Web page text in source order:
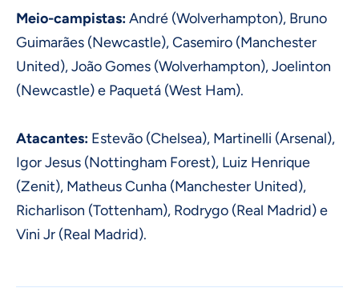
Meio-campistas:André (Wolverhampton), Bruno
Guimarães (Newcastle), Casemiro (Manchester
United), João Gomes (Wolverhampton), Joelinton
(Newcastle) e Paquetá (West Ham).
Atacantes: Estevão (Chelsea), Martinelli (Arsenal),
Igor Jesus (Nottingham Forest), Luiz Henrique
(Zenit), Matheus Cunha (Manchester United),
Richarlison (Tottenham), Rodrygo (Real Madrid) e
Vini Jr (Real Madrid).